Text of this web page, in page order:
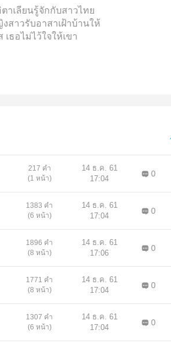
าเลียนรู้จักกับสาวไทย
สาวรับอาสาเฝ้าบ้านให้
ธอไม่ไว้ใจให้เขา
ให้เขาซึ่งอยู่ในบ้าน
หวนวงสำคัญของเขาไป
ล้วเขายังต้องการคำ
ขาคงต้องจับตัวเธอมา
217 คำ
(1 หน้า)
14 ธ.ค. 61
17:04
0
1383 คำ
(6 หน้า)
14 ธ.ค. 61
17:04
0
1896 คำ
(8 หน้า)
14 ธ.ค. 61
17:06
0
1771 คำ
(8 หน้า)
14 ธ.ค. 61
17:04
0
1307 คำ
(6 หน้า)
14 ธ.ค. 61
17:04
0